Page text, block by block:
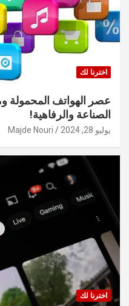
اخترنا لك
عصر الهواتف المحمولة
الصناعة والرفاهية!
يوليو 28, 2024 Majde Nouri
اخترنا لك